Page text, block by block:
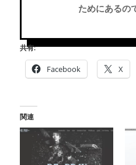
ためにあるの
共有:
Facebook X
関連